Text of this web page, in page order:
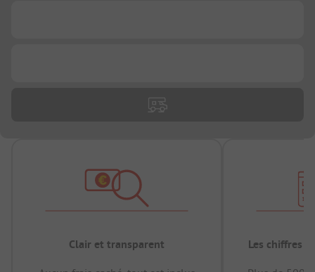
Clair et transparent Les chiffres